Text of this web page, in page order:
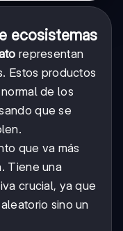
ecosistemas
representan
Estos productos
de los
que se
que va más
Tiene una
crucial, ya que
sino un